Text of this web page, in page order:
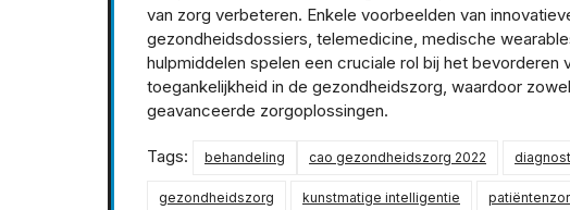
van zorg verbeteren. Enkele voorbeelden van
gezondheidsdossiers, telemedicine, medische
hulpmiddelen spelen een cruciale rol bij het bevorderen
toegankelijkheid in de gezondheidszorg, waardoor
geavanceerde zorgoplossingen.
Tags: behandeling cao gezondheidszorg 2022
gezondheidszorg kunstmatige intelligentie